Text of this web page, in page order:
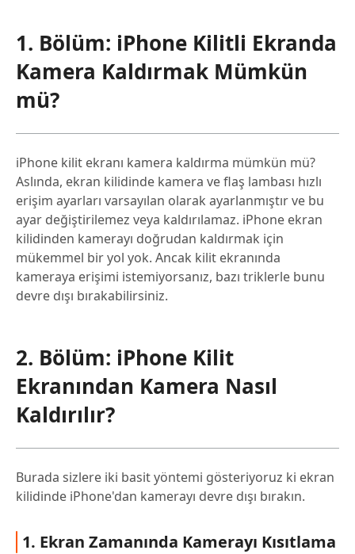
1. Bölüm: iPhone Kilitli Ekranda
Kamera Kaldırmak Mümkün
mü?
iPhone kilit ekranı kamera kaldırma mümkün mü?
Aslında, ekran kilidinde kamera ve flaş lambası hızlı
erişim ayarları varsayılan olarak ayarlanmıştır ve bu
ayar değiştirilemez veya kaldırılamaz. iPhone ekran
kilidinden kamerayı doğrudan kaldırmak için
mükemmel bir yol yok. Ancak kilit ekranında
kameraya erişimi istemiyorsanız, bazı triklerle bunu
devre dışı bırakabilirsiniz.
2. Bölüm: iPhone Kilit
Ekranından Kamera Nasıl
Kaldırılır?
Burada sizlere iki basit yöntemi gösteriyoruz ki ekran
kilidinde iPhone'dan kamerayı devre dışı bırakın.
1. Ekran Zamanında Kamerayı Kısıtlama